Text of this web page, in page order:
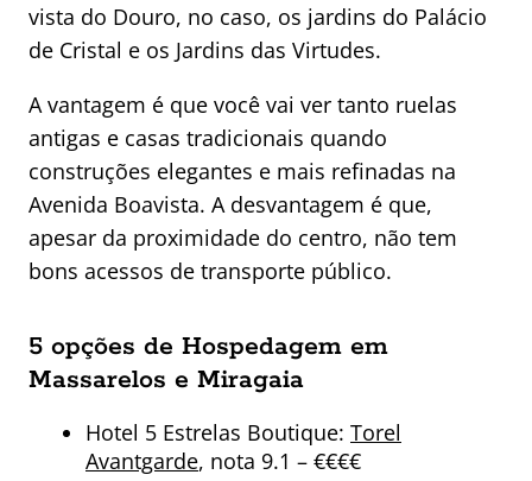
vista do Douro, no caso, os jardins do Palácio
de Cristal e os Jardins das Virtudes.
A vantagem é que você vai ver tanto ruelas
antigas e casas tradicionais quando
construções elegantes e mais refinadas na
Avenida Boavista. A desvantagem é que,
apesar da proximidade do centro, não tem
bons acessos de transporte público.
5 opções de Hospedagem em
Massarelos e Miragaia
Hotel 5 Estrelas Boutique: Torel
Avantgarde, nota 9.1 – €€€€